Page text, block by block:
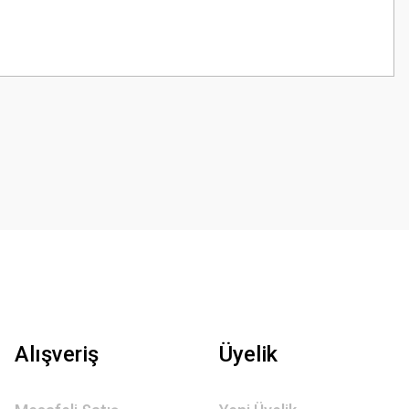
Alışveriş Üyelik